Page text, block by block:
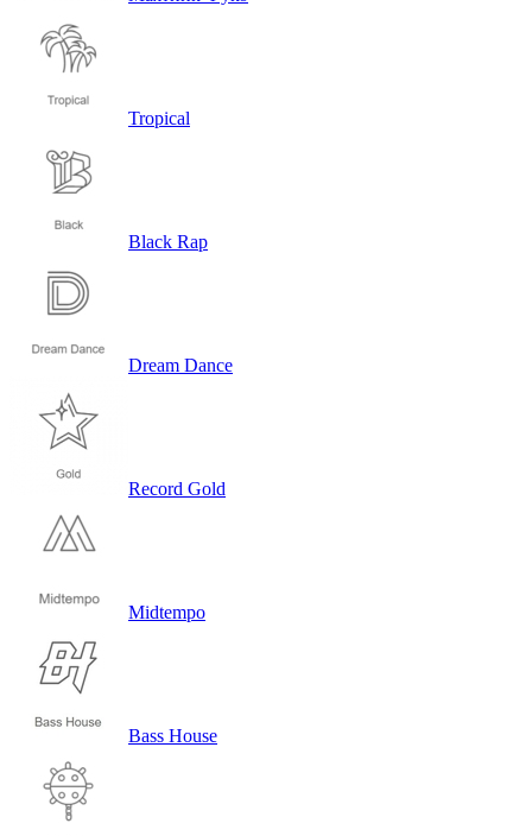
Tropical
Black Rap
Dream Dance
Record Gold
Midtempo
Bass House